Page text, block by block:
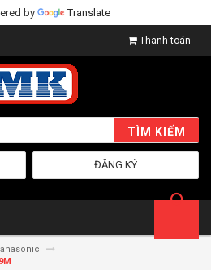
by Translate
Thanh toán
TÌM KIẾM
ĐĂNG KÝ